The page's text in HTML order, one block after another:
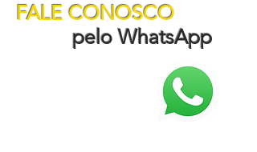
FALE CONOSCO
pelo WhatsApp